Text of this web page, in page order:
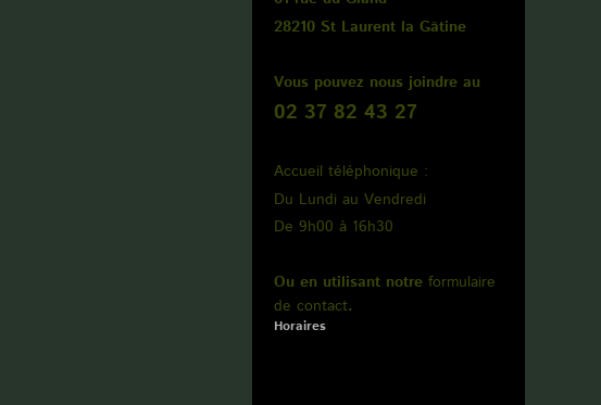
28210 St Laurent la Gâtine
Vous pouvez nous joindre au
02 37 82 43 27
Accueil téléphonique :
Du Lundi au Vendredi
De 9h00 à 16h30
Ou en utilisant notre formulaire
de contact.
Horaires